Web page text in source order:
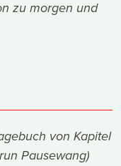
zu morgen und
von Kapitel
Pausewang)